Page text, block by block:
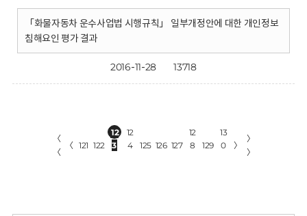
「화물자동차 운수사업법 시행규칙」 일부개정안에 대한 개인정보
침해요인 평가 결과
2016-11-28 13718
〈
〈
〈 121 122
12
3
12
4
125 126 127
12
8
129
13
0
〉
〉
〉